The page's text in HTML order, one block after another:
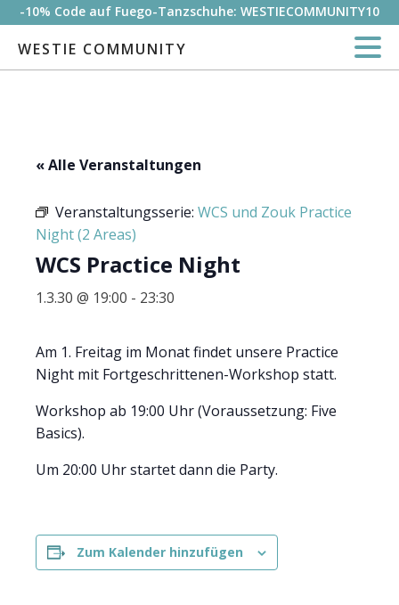
-10% Code auf Fuego-Tanzschuhe: WESTIECOMMUNITY10
WESTIE COMMUNITY
« Alle Veranstaltungen
Veranstaltungsserie: WCS und Zouk Practice
Night (2 Areas)
WCS Practice Night
1.3.30 @ 19:00 - 23:30
Am 1. Freitag im Monat findet unsere Practice
Night mit Fortgeschrittenen-Workshop statt.
Workshop ab 19:00 Uhr (Voraussetzung: Five
Basics).
Um 20:00 Uhr startet dann die Party.
Zum Kalender hinzufügen